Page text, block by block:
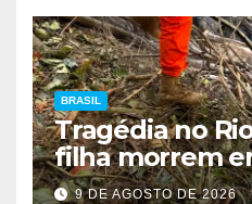
BRASIL
Tragédia no
filha morrem
helicóptero
9 DE AGOSTO DE 2026